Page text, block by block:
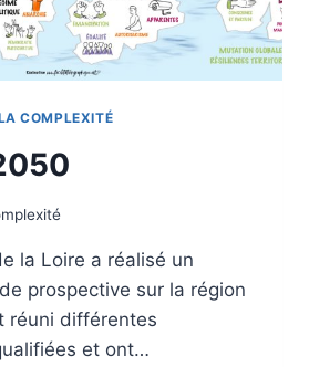
COMPLEXITÉ
la Loire a réalisé un
prospective sur la région
réuni différentes
et ont…